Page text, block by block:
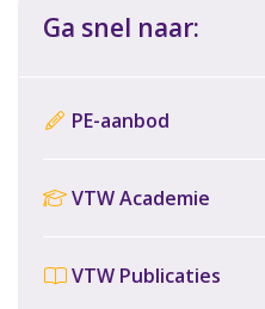
Ga snel naar:
PE-aanbod
VTW Academie
VTW Publicaties